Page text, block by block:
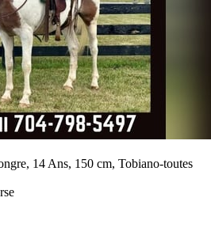
14 Ans, 150 cm, Tobiano-toutes